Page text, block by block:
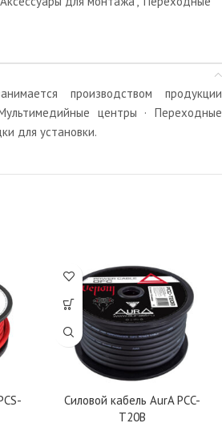
производством продукции
центры · Переходные
для установки.
Силовой кабель AurA PCC-
T20B